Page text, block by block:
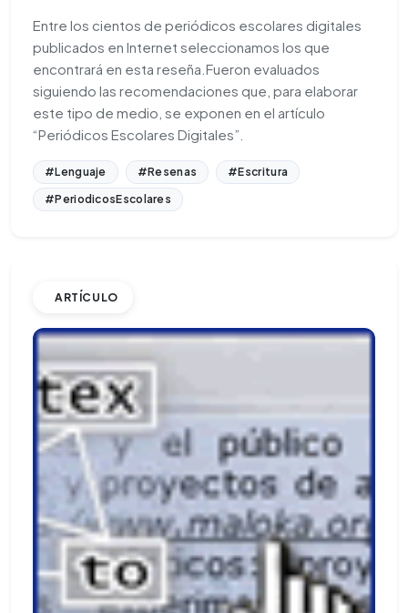
Entre los cientos de periódicos escolares digitales
publicados en Internet seleccionamos los que
encontrará en esta reseña.Fueron evaluados
siguiendo las recomendaciones que, para elaborar
este tipo de medio, se exponen en el artículo
“Periódicos Escolares Digitales”.
#Lenguaje #Resenas
#Escritura
#PeriodicosEscolares
ARTÍCULO